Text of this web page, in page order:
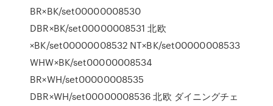
BR×BK/set00000008530
DBR×BK/set00000008531 北欧
×BK/set00000008532 NT×BK/set00000008533
WHW×BK/set00000008534
BR×WH/set00000008535
DBR×WH/set00000008536 北欧 ダイニングチェ